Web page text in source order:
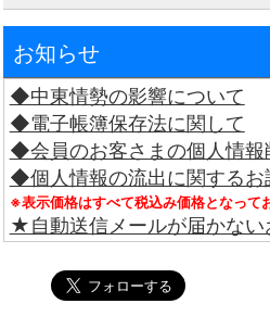
お知らせ
◆中東情勢の影響について
◆電子帳簿保存法に関して
◆会員のお客さまの個人情報
◆個人情報の流出に関するお
※表示価格はすべて税込み価格となって
★自動送信メールが届かない